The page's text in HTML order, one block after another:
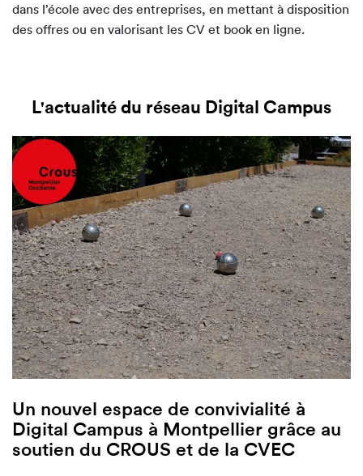
dans l’école avec des entreprises, en mettant à disposition
des offres ou en valorisant les CV et book en ligne.
L'actualité du réseau Digital Campus
Un nouvel espace de convivialité à
Digital Campus à Montpellier grâce au
soutien du CROUS et de la CVEC